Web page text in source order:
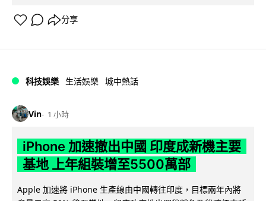
分享
科技娛樂 生活娛樂 城中熱話
Vin 1 小時
iPhone 加速撤出中國 印度成新機主要
基地 上年組裝增至5500萬部
Apple 加速將 iPhone 生產線由中國轉往印度，目標兩年內將